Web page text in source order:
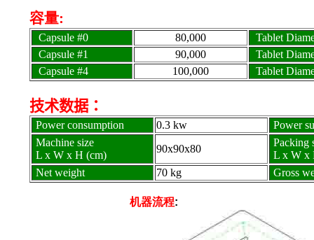
容量:
Capsule #0 80,000
Tablet
Capsule #1
90,000
Tablet
Capsule #4
100,000 Tablet
技术数据：
Power consumption 0.3 kw
Power
Machine size
L x W x H (cm)
90x90x80
Packing
L x W x
Net weight
70 kg Gross
机器流程: